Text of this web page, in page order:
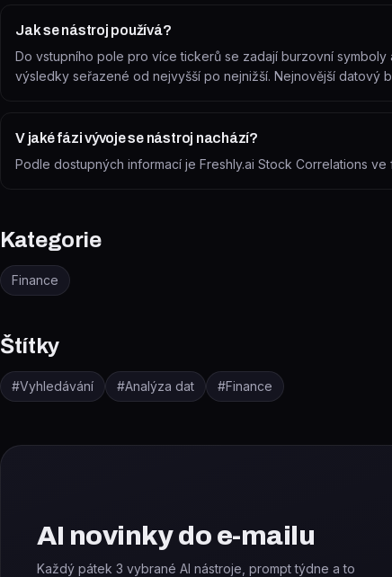
Jak se nástroj používá?
Do vstupního pole pro více tickerů se zadají burzovní
výsledky seřazené od nejvyšší po nejnižší. Nejnovější datový
V jaké fázi vývoje se nástroj nachází?
Podle dostupných informací je Freshly.ai Stock Correlations ve
Kategorie
Finance
Štítky
#Vyhledávání #Analýza dat #Finance
AI novinky do e-mailu
Každý pátek 3 vybrané AI nástroje, prompt týdne a to